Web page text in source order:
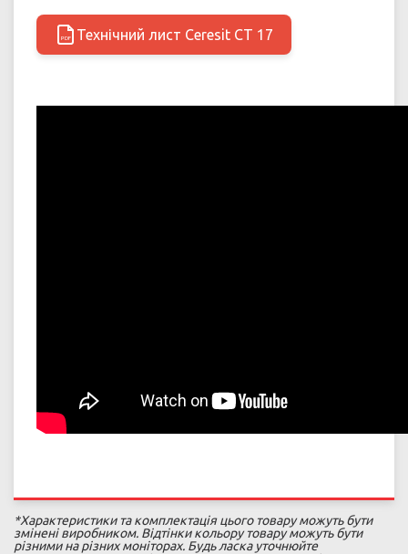
PDF Технічний лист Ceresit CT 17
*Характеристики та комплектація цього товару можуть бути
змінені виробником. Відтінки кольору товару можуть бути
різними на різних моніторах. Будь ласка уточнюйте